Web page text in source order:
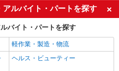
求人を探す
ミドル（40代～）活躍中
シニア（60代～）活躍中
昇給あり
ルバイト・パートを探す
バイト・パートを探す
軽作業・製造・物流
ヘルス・ビューティー